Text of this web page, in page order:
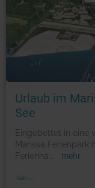
Urlaub im
See
Eingebettet in eine
Marissa Ferienpark
Ferienhä
mehr